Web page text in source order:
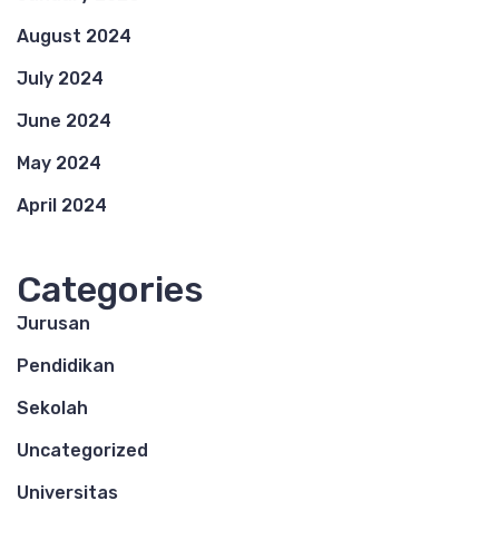
August 2024
July 2024
June 2024
May 2024
April 2024
Categories
Jurusan
Pendidikan
Sekolah
Uncategorized
Universitas